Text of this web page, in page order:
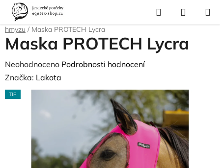
Přejít
obsah
Hledat
KOŠÍK
Domů
Pro koně
hmyzu / Maska PROTECH Lycra
Maska PROTECH Lycra
Průměrné
hodnocení
produktu
hvězdiček.
Neohodnoceno Podrobnosti hodnocení
Značka: Lakota
TIP